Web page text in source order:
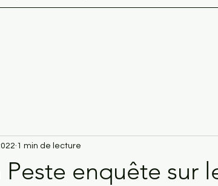
Peste enquête sur
1 min de lecture